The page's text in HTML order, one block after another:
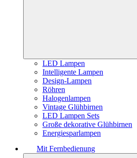
LED Lampen
Intelligente Lampen
Design-Lampen
Röhren
Halogenlampen
Vintage Glühbirnen
LED Lampen Sets
Große dekorative Glühbirnen
Energiesparlampen
Mit Fernbedienung